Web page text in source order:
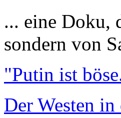
... eine Doku,
sondern von
"Putin ist
Der Westen